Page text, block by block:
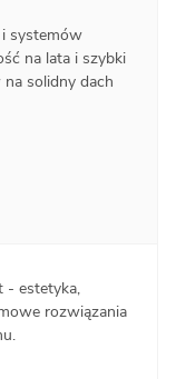
systemów
na lata i szybki
solidny dach
- estetyka,
rozwiązania